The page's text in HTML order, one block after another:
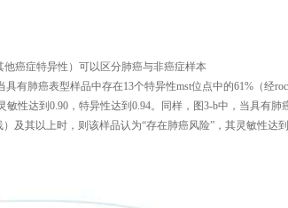
他癌症特异性）可以区分肺癌与非癌症样本
具有肺癌表型样品中存在13个特异性mst位点中的61% （经roc
敏性达到 0.90 ，特异性达到 0.94。同样，图3-b中，当具有肺
及其以上时，则该样品认为“存在肺癌风险”，其灵敏性达到